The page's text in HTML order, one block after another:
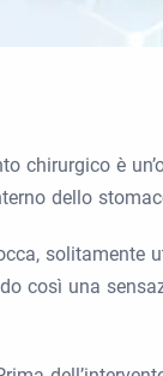
chirurgico è
dello
solitamente
così una